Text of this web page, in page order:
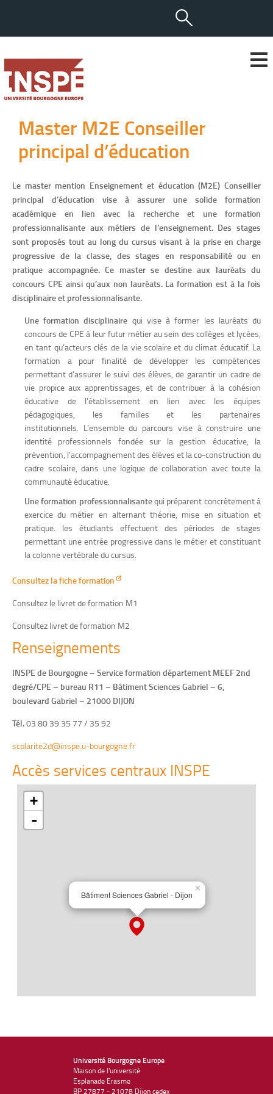
Master M2E Conseiller
principal d’éducation
Le master mention Enseignement et éducation (M2E) Conseiller
principal d’éducation vise à assurer une solide formation
académique en lien avec la recherche et une formation
professionnalisante aux métiers de l’enseignement. Des stages
sont proposés tout au long du cursus visant à la prise en charge
progressive de la classe, des stages en responsabilité ou en
pratique accompagnée. Ce master se destine aux lauréats du
concours CPE ainsi qu’aux non lauréats. La formation est à la fois
disciplinaire et professionnalisante.
Une formation disciplinaire qui vise à former les lauréats du
concours de CPE à leur futur métier au sein des collèges et lycées,
en tant qu’acteurs clés de la vie scolaire et du climat éducatif. La
formation a pour finalité de développer les compétences
permettant d’assurer le suivi des élèves, de garantir un cadre de
vie propice aux apprentissages, et de contribuer à la cohésion
éducative de l’établissement en lien avec les équipes
pédagogiques, les familles et les partenaires
institutionnels. L’ensemble du parcours vise à construire une
identité professionnels fondée sur la gestion éducative, la
prévention, l’accompagnement des élèves et la co-construction du
cadre scolaire, dans une logique de collaboration avec toute la
communauté éducative.
Une formation professionnalisantequi préparent concrètement à
exercice du métier en alternant théorie, mise en situation et
pratique. les étudiants effectuent des périodes de stages
permettant une entrée progressive dans le métier et constituant
la colonne vertébrale du cursus.
Consultez la fiche formation
Consultez le livret de formation M1
Consultez livret de formation M2
Renseignements
INSPE de Bourgogne – Service formation département MEEF 2nd
degré/CPE – bureau R11 – Bâtiment Sciences Gabriel – 6,
boulevard Gabriel – 21000 DIJON
Tél.03 80 39 35 77 / 35 92
scolarite2d@inspe.u-bourgogne.fr
Accès services centraux INSPE
Université Bourgogne Europe
Maison de l'université
Esplanade Erasme
BP 27877 - 21078 Dijon cedex